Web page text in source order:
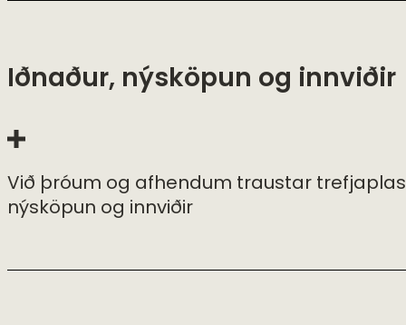
Iðnaður, nýsköpun og innviðir
Við þróum og afhendum traustar
nýsköpun og innviðir